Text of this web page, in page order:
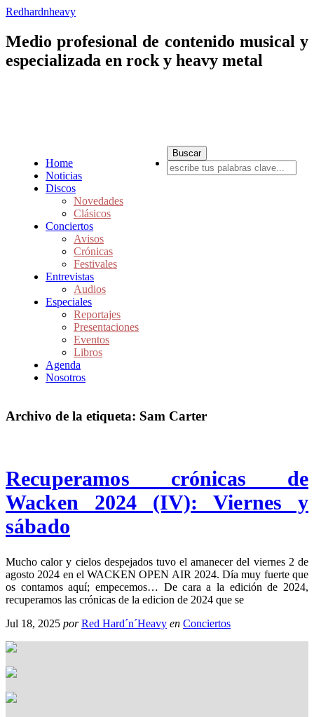
Redhardnheavy
Medio profesional de contenido musical y
especializada en rock y heavy metal
Home
Noticias
Discos
Novedades
Clásicos
Conciertos
Avisos
Crónicas
Festivales
Entrevistas
Audios
Especiales
Reportajes
Presentaciones
Eventos
Libros
Agenda
Nosotros
Archivo de la etiqueta: Sam Carter
Recuperamos crónicas de
Wacken 2024 (IV): Viernes y
sábado
Mucho calor y cielos despejados tuvo el amanecer del viernes 2 de
agosto 2024 en el WACKEN OPEN AIR 2024. Día muy fuerte que
os contamos aquí; empecemos… De cara a la edición de 2024,
recuperamos las crónicas de la edicion de 2024 que se
Jul 18, 2025 por Red Hard´n´Heavy en Conciertos